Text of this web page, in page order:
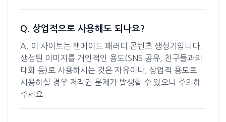
Q. 상업적으로 사용해도 되나요?
A. 이 사이트는 팬메이드 패러디 콘텐츠 생성기입니다.
생성된 이미지를 개인적인 용도(SNS 공유, 친구들과의
대화 등)로 사용하시는 것은 자유이나, 상업적 용도로
사용하실 경우 저작권 문제가 발생할 수 있으니 주의해
주세요.